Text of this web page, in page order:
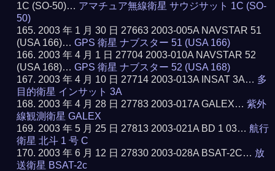
1C (SO-50)… アマチュア無線衛星 サウジサット 1C (SO-
50)
2003 年 1 月 30 日 27663 2003-005A NAVSTAR 51
(USA 166)…GPS 衛星 ナブスター 51 (USA 166)
2003 年 4 月 1 日 27704 2003-010A NAVSTAR 52
(USA 168)…GPS 衛星 ナブスター 52 (USA 168)
2003 年 4 月 10 日 27714 2003-013A INSAT 3A… 多
目的衛星 インサット 3A
2003 年 4 月 28 日 27783 2003-017A GALEX…紫外
線観測衛星 GALEX
2003 年 5 月 25 日 27813 2003-021A BD 1 03…航行
衛星 北斗 1 号 C
2003 年 6 月 12 日 27830 2003-028A BSAT-2C… 放
送衛星 BSAT-2c